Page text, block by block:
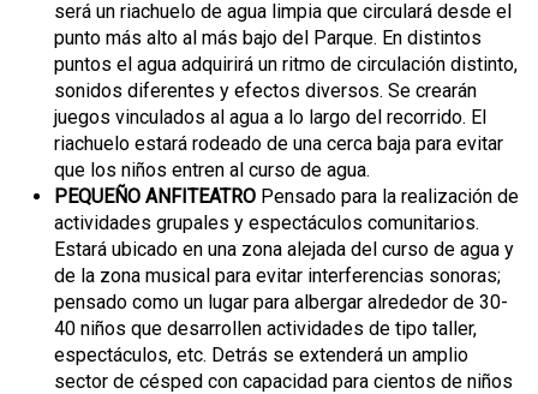
será un riachuelo de agua limpia que circulará desde el
punto más alto al más bajo del Parque. En distintos
puntos el agua adquirirá un ritmo de circulación distinto,
sonidos diferentes y efectos diversos. Se crearán
juegos vinculados al agua a lo largo del recorrido. El
riachuelo estará rodeado de una cerca baja para evitar
que los niños entren al curso de agua.
PEQUEÑO ANFITEATRO Pensado para la realización de
actividades grupales y espectáculos comunitarios.
Estará ubicado en una zona alejada del curso de agua y
de la zona musical para evitar interferencias sonoras;
pensado como un lugar para albergar alrededor de 30-
40 niños que desarrollen actividades de tipo taller,
espectáculos, etc. Detrás se extenderá un amplio
sector de césped con capacidad para cientos de niños